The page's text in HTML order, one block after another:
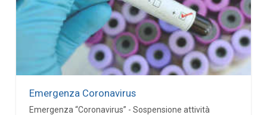
Emergenza Coronavirus
Emergenza “Coronavirus” - Sospensione attività